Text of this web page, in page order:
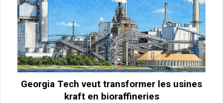
Georgia Tech veut transformer les usines
kraft en bioraffineries